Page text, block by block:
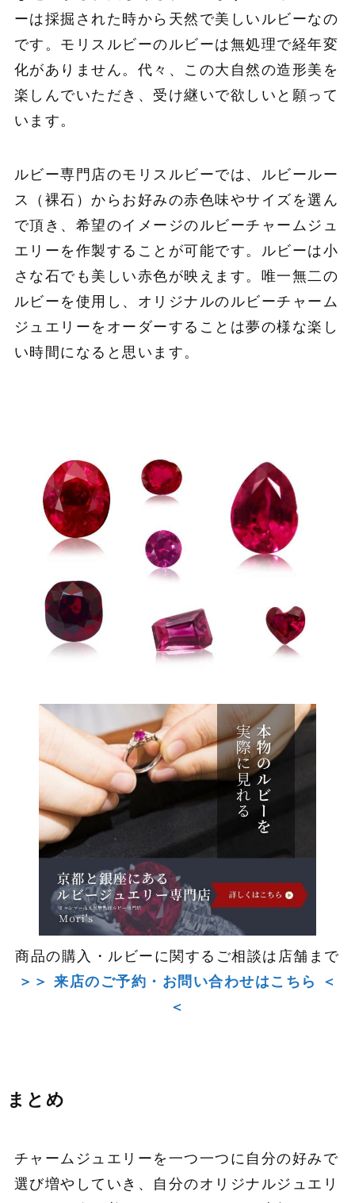
ーは採掘された時から天然で美しいルビーなの
です。モリスルビーのルビーは無処理で経年変
化がありません。代々、この大自然の造形美を
楽しんでいただき、受け継いで欲しいと願って
います。
ルビー専門店のモリスルビーでは、ルビールー
ス（裸石）からお好みの赤色味やサイズを選ん
で頂き、希望のイメージのルビーチャームジュ
エリーを作製することが可能です。ルビーは小
さな石でも美しい赤色が映えます。唯一無二の
ルビーを使用し、オリジナルのルビーチャーム
ジュエリーをオーダーすることは夢の様な楽し
い時間になると思います。
商品の購入・ルビーに関するご相談は店舗まで
＞＞ 来店のご予約・お問い合わせはこちら ＜
＜
まとめ
チャームジュエリーを一つ一つに自分の好みで
選び増やしていき、自分のオリジナルジュエリ